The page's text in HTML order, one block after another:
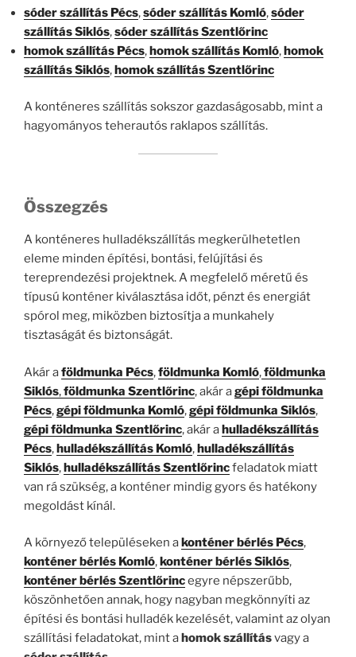
sóder szállítás Pécs,sóder szállítás Komló,sóder
szállítás Siklós,sóder szállítás Szentlőrinc
homok szállítás Pécs,homok szállítás Komló,homok
szállítás Siklós,homok szállítás Szentlőrinc
A konténeres szállítás sokszor gazdaságosabb, mint a
hagyományos teherautós raklapos szállítás.
Összegzés
A konténeres hulladékszállítás megkerülhetetlen
eleme minden építési, bontási, felújítási és
tereprendezési projektnek. A megfelelő méretű és
típusú konténer kiválasztása időt, pénzt és energiát
spórol meg, miközben biztosítja a munkahely
tisztaságát és biztonságát.
Akár aföldmunka Pécs,földmunka Komló,földmunka
Siklós,földmunka Szentlőrinc, akár agépi földmunka
Pécs,gépi földmunka Komló,gépi földmunka Siklós,
gépi földmunka Szentlőrinc, akár ahulladékszállítás
Pécs,hulladékszállítás Komló,hulladékszállítás
Siklós,hulladékszállítás Szentlőrincfeladatok miatt
van rá szükség, a konténer mindig gyors és hatékony
megoldást kínál.
A környező településeken akonténer bérlés Pécs,
konténer bérlés Komló,konténer bérlés Siklós,
konténer bérlés Szentlőrincegyre népszerűbb,
köszönhetően annak, hogy nagyban megkönnyíti az
építési és bontási hulladék kezelését, valamint az olyan
szállítási feladatokat, mint ahomok szállításvagy a